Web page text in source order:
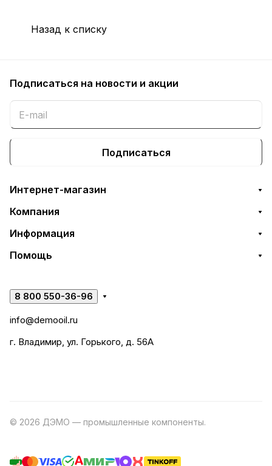
Назад к списку
Подписаться на новости и акции
Подписаться
Интернет-магазин
Компания
Информация
Помощь
8 800 550-36-96
info@demooil.ru
г. Владимир, ул. Горького, д. 56А
© 2026 ДЭМО — промышленные компоненты.